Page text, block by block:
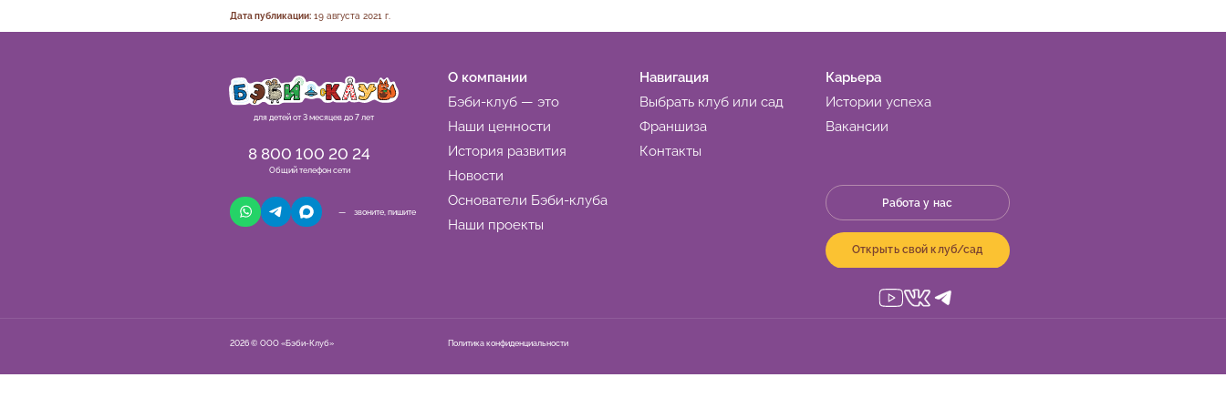
Дата публикации:19 августа 2021 г.
для детей от 3 месяцев до 7 лет
8 800 100 20 24
Общий телефон сети
— звоните, пишите
О компании
Бэби-клуб — это
Наши ценности
История развития
Новости
Основатели Бэби-клуба
Наши проекты
Навигация
Выбрать клуб или сад
Франшиза
Контакты
Карьера
Истории успеха
Вакансии
Работа у нас
Открыть свой клуб/сад
2026 © ООО «Бэби-Клуб» Политика конфиденциальности